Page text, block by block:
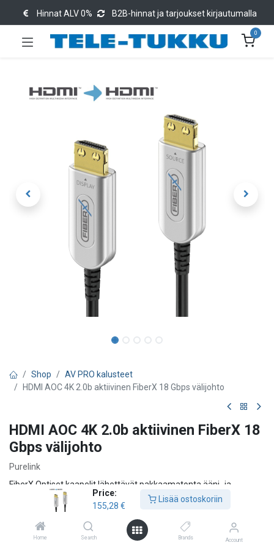
Price:
155,28 €
Lisää ostoskoriin
Home Search Brands Account
Hinnat ALV 0% B2B-hinnat ja tarjoukset kirjautumalla
0
Shop
AV PRO kalusteet
HDMI AOC 4K 2.0b aktiivinen FiberX 18 Gbps välijohto
HDMI AOC 4K 2.0b aktiivinen FiberX 18
Gbps välijohto
Purelink
FiberX Optiset kaapelit lähettävät pakkaamatonta ääni- ja
videosignaalia jopa 100 metrin etäisyydelle. Kaapeli on suunniteltu
ammattikäyttöön, käsittelee täyden 18 Gbps kaistanleveyden. Se
sisältää sekä kuituoptisia että kuparilankoja, on kevyt, joustava.
Kaapeli tukee CEC:tä, EDID:iä ja HDCP:tä ilman viivettä, latenssia tai